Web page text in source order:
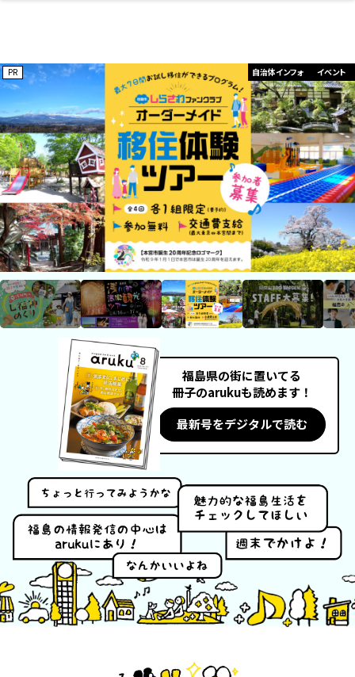
カフェ スイーツ ラーメン
お酒 洋食 中華
和食 わんぱく 福島ローカルグル
メ
パン アジア・エスニッ
ク
テイクアウト
開成山公園 泊まる 家族で
デート・友達と ひとりで アウトドア
温泉 体験 名所
レジャー・スポー
ツ施設
イベントレポート
美容室 ネイルサロン エステ
美容アイテム エイジングケア メンズ
フィットネス・や
せたい
鍼灸・整体・リラ
クゼーション
まつ毛サロン
脱毛 温活・サウナ 歯列矯正・審美歯
ファッション 雑貨 かわいい
スポーツ・アウト
ドア
ギフト・お土産 キッズ
インテリア 食品・酒 生活を彩るモノ
その他
お仕事探し お金のこと ウェディング・婚
活
保険 病院・クリニック ペット
趣味・スキルアッ
プ
保育園・こども園 子どもの習い事・
塾
幼稚園 教育
家づくり 新築体験談 住宅イベント
リフォーム・リノ
ベーション
自治体インフォ その他
開成山公園 お仕事探し
福島県の街に置いてる
冊子のarukuも読めます！
最新号をデジタルで読む